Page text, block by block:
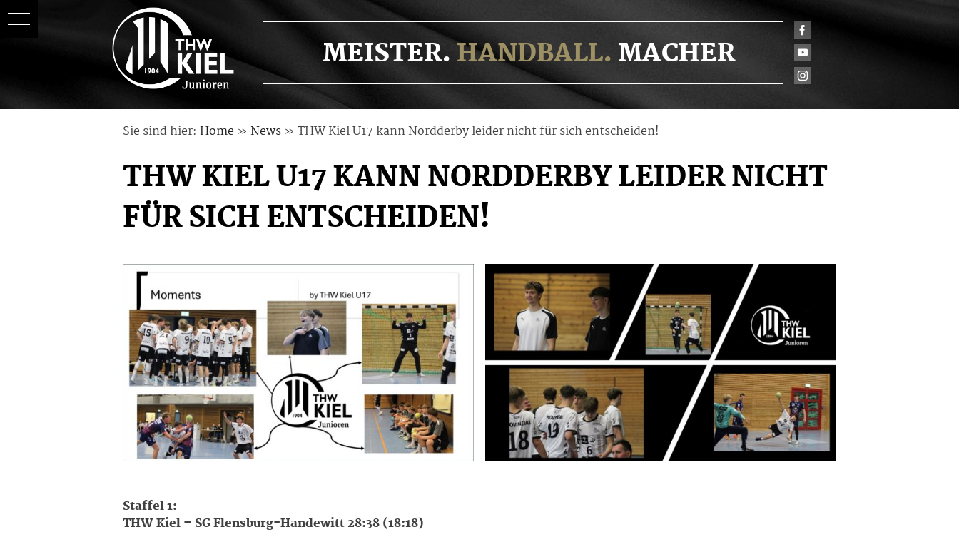
MEISTER.HANDBALL.MACHER
Sie sind hier: Home » News » THW Kiel U17 kann Nordderby leider nicht für sich entscheiden!
THW KIEL U17 KANN NORDDERBY LEIDER NICHT
FÜR SICH ENTSCHEIDEN!
Staffel 1:
THW Kiel – SG Flensburg-Handewitt 28:38 (18:18)